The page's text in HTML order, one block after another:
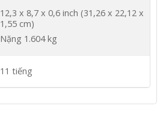
12,3 x 8,7 x 0,6 inch (31,26 x 22,12 x
1,55 cm)
Nặng 1.604 kg
11 tiếng